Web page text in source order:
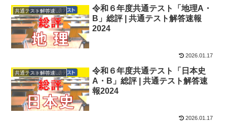
共通テスト解答速報2024
令和６年度共通テスト「地理A・
B」総評 | 共通テスト解答速報
2024
2026.01.17
共通テスト解答速報2024
令和６年度共通テスト「日本史
A・B」総評 | 共通テスト解答速
報2024
2026.01.17